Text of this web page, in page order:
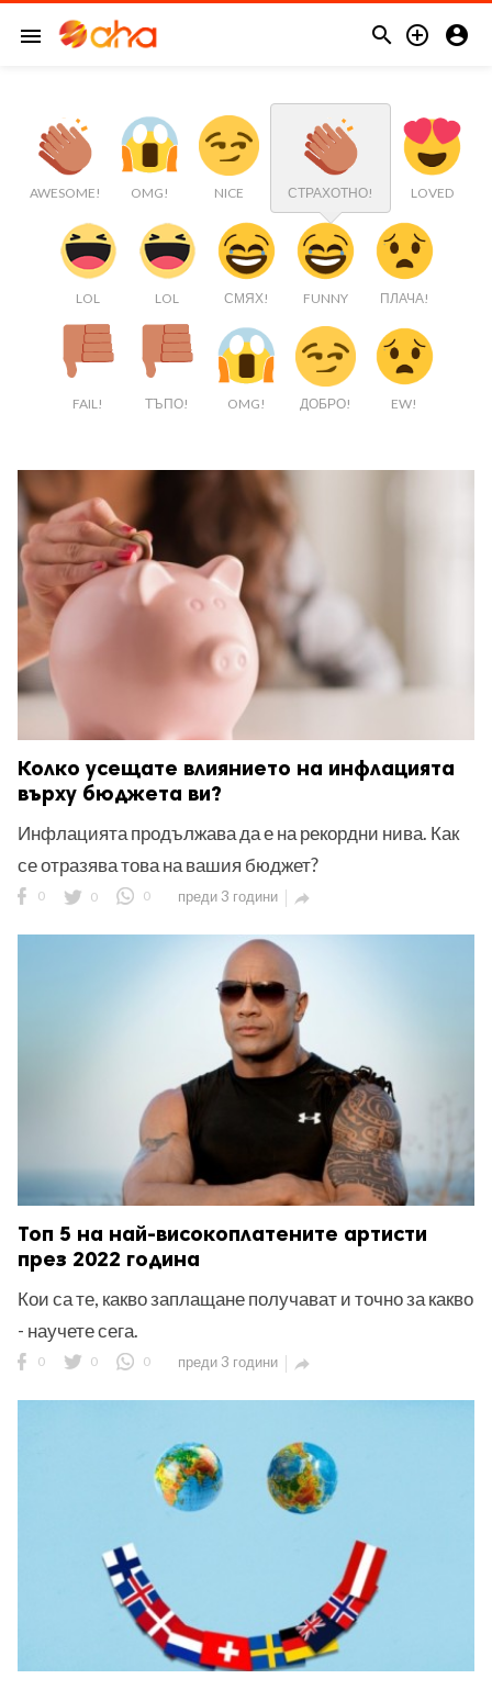
menu   
AWESOME! OMG! NICE СТРАХОТНО! LOVED
LOL LOL СМЯХ! FUNNY ПЛАЧА!
FAIL! ТЪПО! OMG! ДОБРО! EW!
Колко усещате влиянието на инфлацията
върху бюджета ви?
Инфлацията продължава да е на рекордни нива. Как
се отразява това на вашия бюджет?
0 0 0 преди 3 години 
Топ 5 на най-високоплатените артисти
през 2022 година
Кои са те, какво заплащане получават и точно за какво
- научете сега.
0 0 0 преди 3 години 